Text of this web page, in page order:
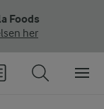
Foods
her